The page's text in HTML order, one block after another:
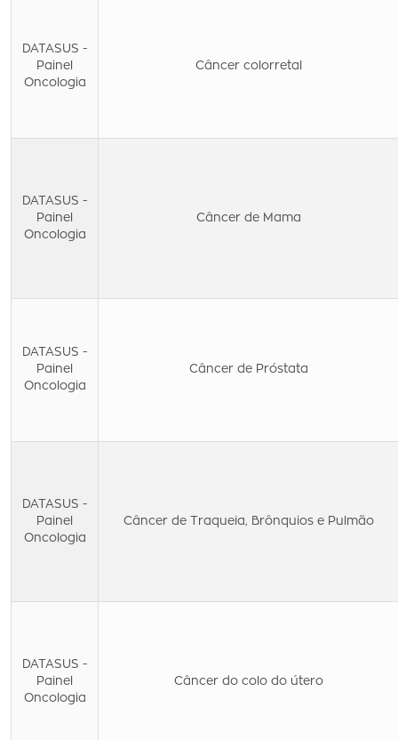
DATASUS -
Painel
Oncologia
Câncer colorretal
DATASUS -
Painel
Oncologia
Câncer de Mama
DATASUS -
Painel
Oncologia
Câncer de Próstata
DATASUS -
Painel
Oncologia
Câncer de Traqueia, Brônquios e Pulmão
DATASUS -
Painel
Oncologia
Câncer do colo do útero